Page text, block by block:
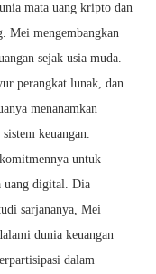
mata uang kripto dan
Mei mengembangkan
sejak usia muda.
perangkat lunak, dan
menanamkan
keuangan.
untuk
uang digital. Dia
sarjananya, Mei
dunia keuangan
dalam